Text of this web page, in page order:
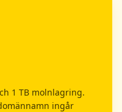
1 TB molnlagring.
ingår